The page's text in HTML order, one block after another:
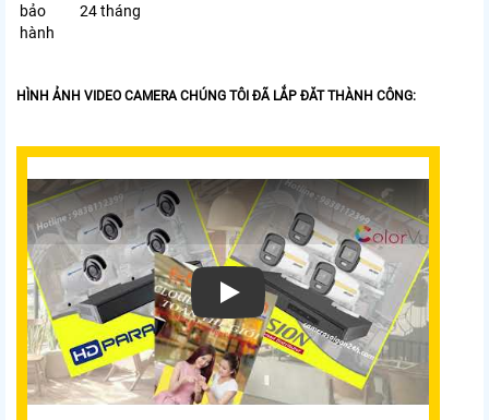
bảo
hành
24 tháng
HÌNH ẢNH VIDEO CAMERA CHÚNG TÔI ĐÃ LẮP ĐĂT THÀNH CÔNG:
Xem video Camera IP HDparagon HDS-